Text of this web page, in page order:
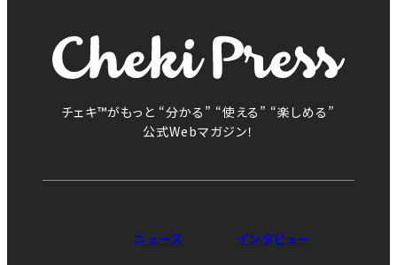
チェキ™がもっと “分かる” “使える” “楽しめる”
公式Webマガジン！
ニュース インタビュー